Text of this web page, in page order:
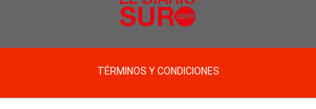
TÉRMINOS Y CONDICIONES